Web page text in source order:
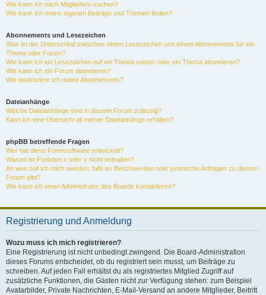
Wie kann ich nach Mitgliedern suchen?
Wie kann ich meine eigenen Beiträge und Themen finden?
Abonnements und Lesezeichen
Was ist der Unterschied zwischen einem Lesezeichen und einem Abonnements für ein
Thema oder Forum?
Wie kann ich ein Lesezeichen auf ein Thema setzen oder ein Thema abonnieren?
Wie kann ich ein Forum abonnieren?
Wie deaktiviere ich meine Abonnements?
Dateianhänge
Welche Dateianhänge sind in diesem Forum zulässig?
Kann ich eine Übersicht all meiner Dateianhänge erhalten?
phpBB betreffende Fragen
Wer hat diese Forensoftware entwickelt?
Warum ist Funktion x oder y nicht enthalten?
An wen soll ich mich wenden, falls es Beschwerden oder juristische Anfragen zu diesem
Forum gibt?
Wie kann ich einen Administrator des Boards kontaktieren?
Registrierung und Anmeldung
Wozu muss ich mich registrieren?
Eine Registrierung ist nicht unbedingt zwingend. Die Board-Administration
dieses Forums entscheidet, ob du registriert sein musst, um Beiträge zu
schreiben. Auf jeden Fall erhältst du als registriertes Mitglied Zugriff auf
zusätzliche Funktionen, die Gästen nicht zur Verfügung stehen: zum Beispiel
Avatarbilder, Private Nachrichten, E-Mail-Versand an andere Mitglieder, Beitritt